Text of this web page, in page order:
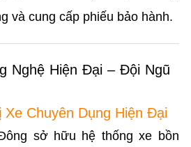
và cung cấp phiếu bảo hành.
Nghệ Hiện Đại – Đội Ngũ
Xe Chuyên Dụng Hiện Đại
sở hữu hệ thống xe bồn